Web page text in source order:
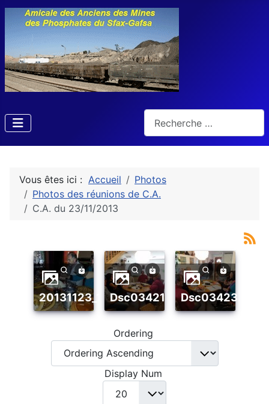
Vous êtes ici : Accueil
Photos
Photos des réunions de C.A.
C.A. du 23/11/2013
20131123_134326dsc03421 dsc03423
Ordering
Display Num